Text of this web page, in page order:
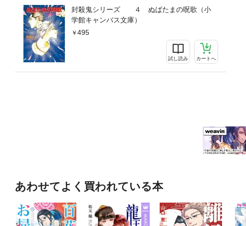
封殺鬼シリーズ ４ ぬばたまの呪歌（小
学館キャンバス文庫）
495
試し読み カートへ
あわせてよく買われている本